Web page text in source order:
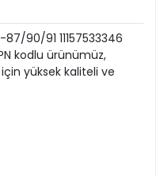
87/90/91 11157533346
kodlu ürünümüz,
yüksek kaliteli ve